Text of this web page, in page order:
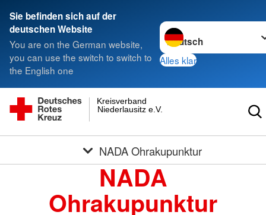
Sie befinden sich auf der
deutschen Website
You are on the German website,
you can use the switch to switch to
the English one
Sprache wechseln zu
Alles klar
Niederlausitz e.V.
Kreisverband
NADA Ohrakupunktur
NADA
Ohrakupunktur